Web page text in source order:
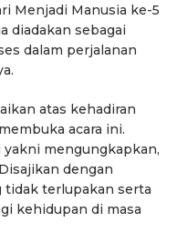
Menjadi Manusia ke-5
diadakan sebagai
dalam perjalanan
atas kehadiran
acara ini.
yakni mengungkapkan,
dengan
tidak terlupakan serta
kehidupan di masa